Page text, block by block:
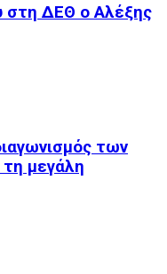
στη ΔΕΘ ο Αλέξης
των
μεγάλη